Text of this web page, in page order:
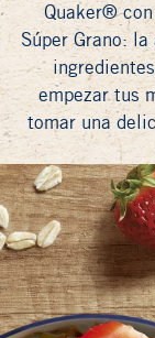
Quaker®
Súper Grano:
empezar tus
tomar una